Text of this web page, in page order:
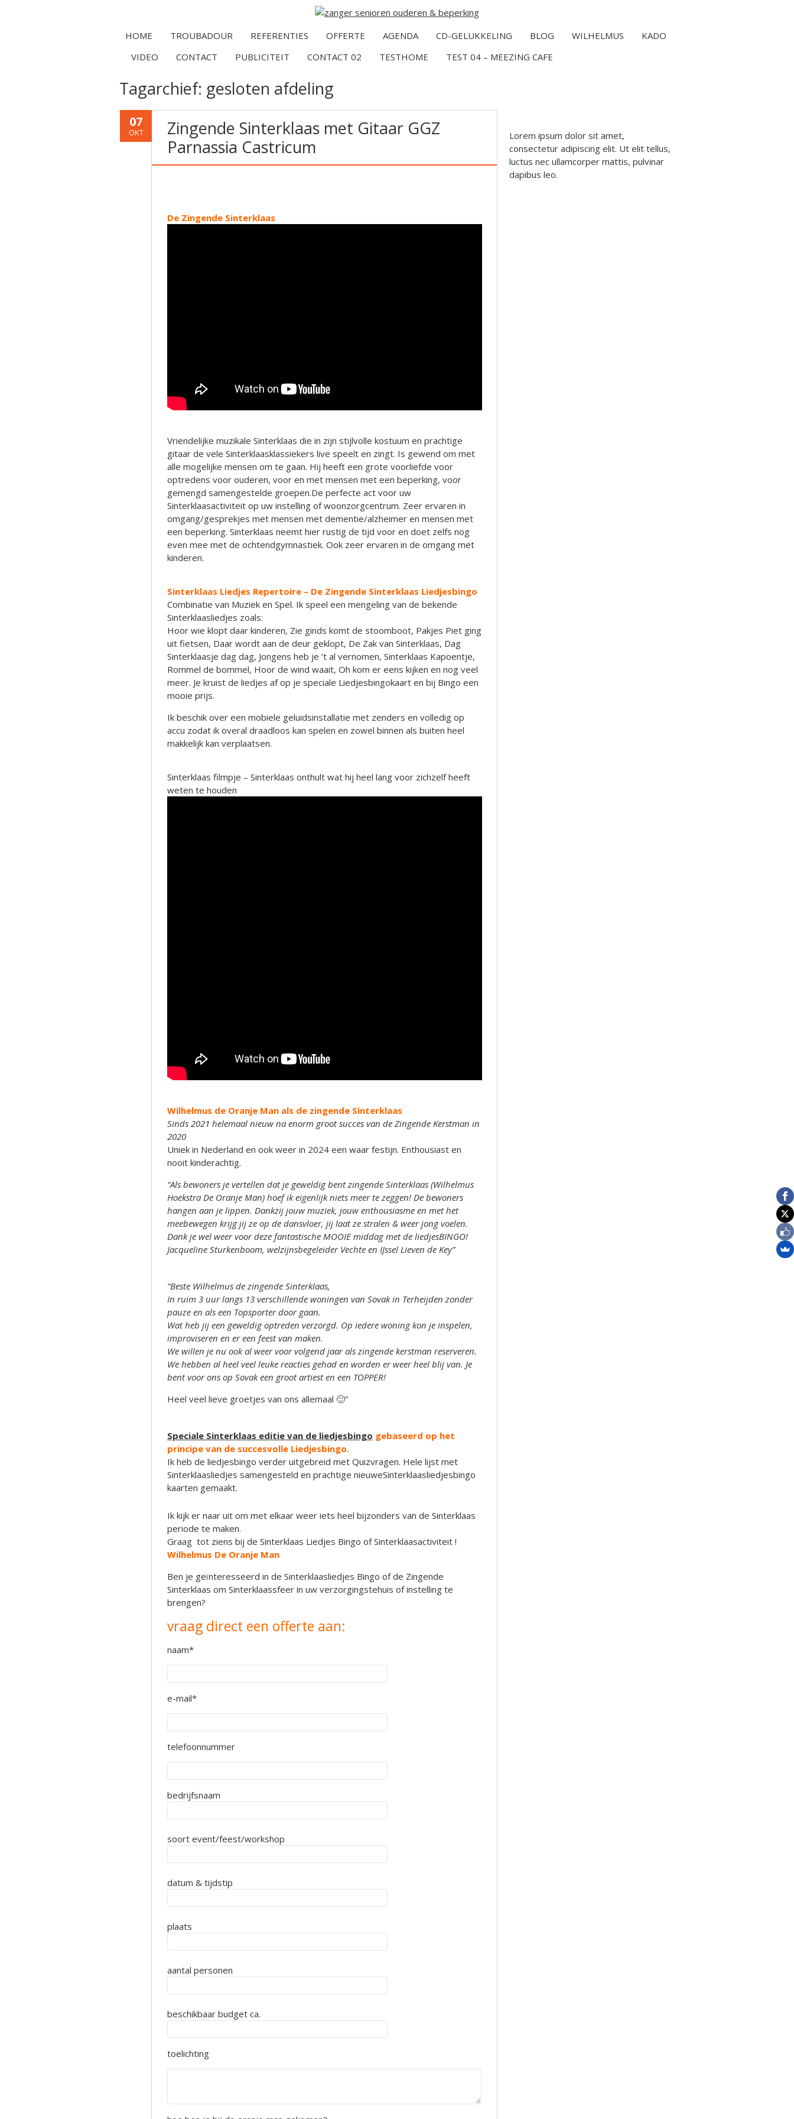
HOME TROUBADOUR REFERENTIES OFFERTE AGENDA CD-GELUKKELING BLOG WILHELMUS
KADO
VIDEO
CONTACT PUBLICITEIT CONTACT 02 TESTHOME TEST 04 – MEEZING CAFE
Tagarchief: gesloten afdeling
07
OKT
Zingende Sinterklaas met Gitaar GGZ
Parnassia Castricum
De Zingende Sinterklaas
Vriendelijke muzikale Sinterklaas die in zijn stijlvolle kostuum en prachtige
gitaar de vele Sinterklaasklassiekers live speelt en zingt. Is gewend om met
alle mogelijke mensen om te gaan. Hij heeft een grote voorliefde voor
optredens voor ouderen, voor en met mensen met een beperking, voor
gemengd samengestelde groepen.De perfecte act voor uw
Sinterklaasactiviteit op uw instelling of woonzorgcentrum. Zeer ervaren in
omgang/gesprekjes met mensen met dementie/alzheimer en mensen met
een beperking. Sinterklaas neemt hier rustig de tijd voor en doet zelfs nog
even mee met de ochtendgymnastiek. Ook zeer ervaren in de omgang met
kinderen.
Sinterklaas Liedjes Repertoire – De Zingende Sinterklaas Liedjesbingo
Combinatie van Muziek en Spel. Ik speel een mengeling van de bekende
Sinterklaasliedjes zoals:
Hoor wie klopt daar kinderen, Zie ginds komt de stoomboot, Pakjes Piet ging
uit fietsen, Daar wordt aan de deur geklopt, De Zak van Sinterklaas, Dag
Sinterklaasje dag dag, Jongens heb je ’t al vernomen, Sinterklaas Kapoentje,
Rommel de bommel, Hoor de wind waait, Oh kom er eens kijken en nog veel
meer. Je kruist de liedjes af op je speciale Liedjesbingokaart en bij Bingo een
mooie prijs.
Ik beschik over een mobiele geluidsinstallatie met zenders en volledig op
accu zodat ik overal draadloos kan spelen en zowel binnen als buiten heel
makkelijk kan verplaatsen.
Sinterklaas filmpje – Sinterklaas onthult wat hij heel lang voor zichzelf heeft
weten te houden
Wilhelmus de Oranje Man als de zingende Sinterklaas
Sinds 2021 helemaal nieuw na enorm groot succes van de Zingende Kerstman in
2020
Uniek in Nederland en ook weer in 2024 een waar festijn. Enthousiast en
nooit kinderachtig.
“Als bewoners je vertellen dat je geweldig bent zingende Sinterklaas (Wilhelmus
Hoekstra De Oranje Man) hoef ik eigenlijk niets meer te zeggen! De bewoners
hangen aan je lippen. Dankzij jouw muziek, jouw enthousiasme en met het
meebewegen krijg jij ze op de dansvloer, jij laat ze stralen & weer jong voelen.
Dank je wel weer voor deze fantastische MOOIE middag met de liedjesBINGO!
Jacqueline Sturkenboom, welzijnsbegeleider Vechte en IJssel Lieven de Key”
“Beste Wilhelmus de zingende Sinterklaas,
In ruim 3 uur langs 13 verschillende woningen van Sovak in Terheijden zonder
pauze en als een Topsporter door gaan.
Wat heb jij een geweldig optreden verzorgd. Op iedere woning kon je inspelen,
improviseren en er een feest van maken.
We willen je nu ook al weer voor volgend jaar als zingende kerstman reserveren.
We hebben al heel veel leuke reacties gehad en worden er weer heel blij van. Je
bent voor ons op Sovak een groot artiest en een TOPPER!
Heel veel lieve groetjes van ons allemaal 🙂”
Speciale Sinterklaas editie van de liedjesbingo gebaseerd op het
principe van de succesvolle Liedjesbingo.
Ik heb de liedjesbingo verder uitgebreid met Quizvragen. Hele lijst met
Sinterklaasliedjes samengesteld en prachtige nieuweSinterklaasliedjesbingo
kaarten gemaakt.
Ik kijk er naar uit om met elkaar weer iets heel bijzonders van de Sinterklaas
periode te maken.
Graag tot ziens bij de Sinterklaas Liedjes Bingo of Sinterklaasactiviteit !
Wilhelmus De Oranje Man
Ben je geïnteresseerd in de Sinterklaasliedjes Bingo of de Zingende
Sinterklaas om Sinterklaassfeer in uw verzorgingstehuis of instelling te
brengen?
vraag direct een offerte aan:
naam*
e-mail*
telefoonnummer
bedrijfsnaam
soort event/feest/workshop
datum & tijdstip
plaats
aantal personen
beschikbaar budget ca.
toelichting
Lorem ipsum dolor sit amet,
consectetur adipiscing elit. Ut elit tellus,
luctus nec ullamcorper mattis, pulvinar
dapibus leo.